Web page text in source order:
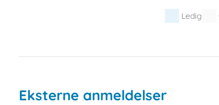
Ledig
Eksterne anmeldelser